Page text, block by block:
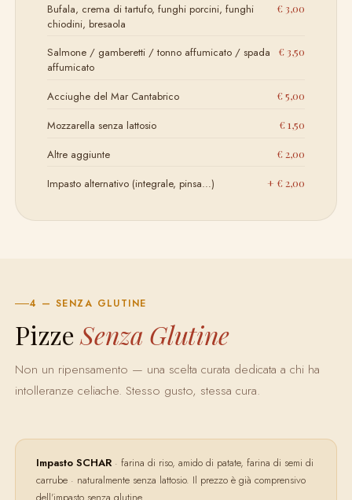
Bufala, crema di tartufo, funghi porcini, funghi
chiodini, bresaola
€ 3,00
Salmone / gamberetti / tonno affumicato / spada
affumicato
€ 3,50
Acciughe del Mar Cantabrico € 5,00
Mozzarella senza lattosio € 1,50
Altre aggiunte € 2,00
Impasto alternativo (integrale, pinsa…) + € 2,00
4 — SENZA GLUTINE
Pizze Senza Glutine
Non un ripensamento — una scelta curata dedicata a chi ha
intolleranze celiache. Stesso gusto, stessa cura.
Impasto SCHAR· farina di riso, amido di patate, farina di semi di
carrube · naturalmente senza lattosio. Il prezzo è già comprensivo